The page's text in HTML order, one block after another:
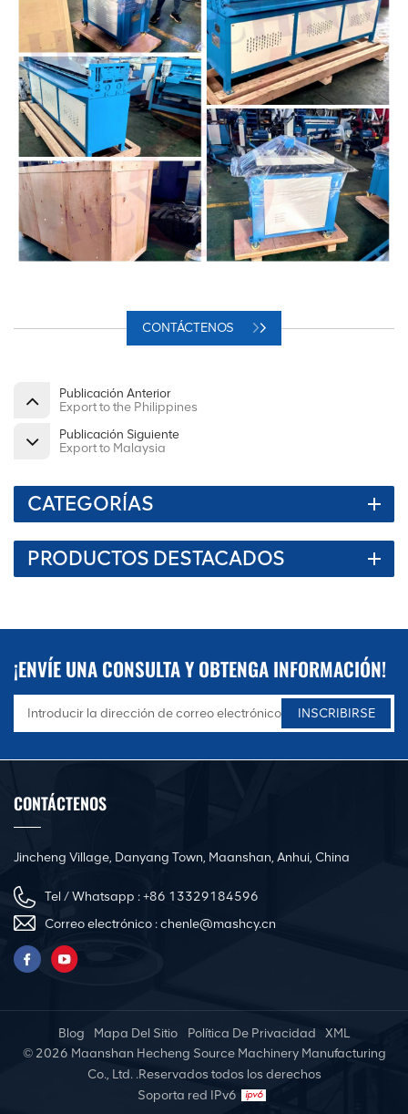
CONTÁCTENOS
Publicación Anterior
Export to the Philippines
Publicación Siguiente
Export to Malaysia
CATEGORÍAS
PRODUCTOS DESTACADOS
¡ENVÍE UNA CONSULTA Y OBTENGA INFORMACIÓN!
CONTÁCTENOS
Jincheng Village, Danyang Town, Maanshan, Anhui, China
Tel / Whatsapp :+86 13329184596
Correo electrónico :chenle@mashcy.cn
Blog Mapa Del Sitio Política De Privacidad
XML
© 2026 Maanshan Hecheng Source Machinery Manufacturing
Co., Ltd. .Reservados todos los derechos
Soporta red IPv6